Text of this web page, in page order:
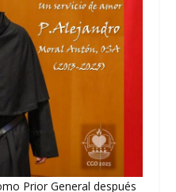
Prior General después